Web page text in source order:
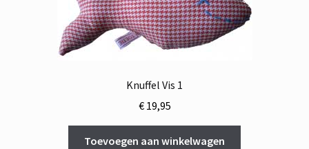
Knuffel Vis 1
€19,95
Toevoegen aan winkelwagen